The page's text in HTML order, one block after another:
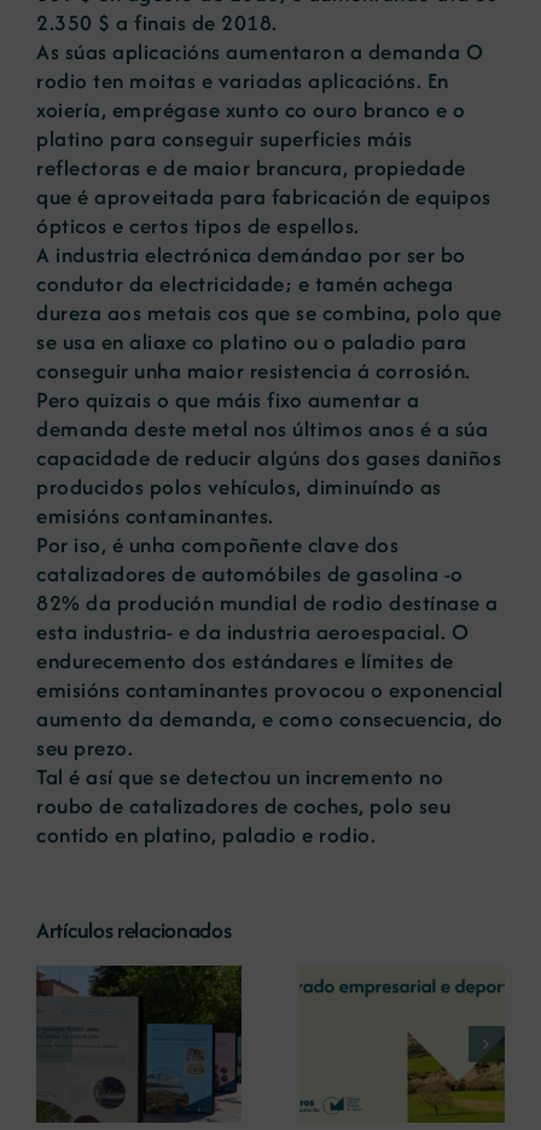
2.350 $ a finais de 2018.
As súas aplicacións aumentaron a demanda O
rodio ten moitas e variadas aplicacións. En
xoiería, emprégase xunto co ouro branco e o
platino para conseguir superficies máis
reflectoras e de maior brancura, propiedade
que é aproveitada para fabricación de equipos
ópticos e certos tipos de espellos.
A industria electrónica demándao por ser bo
condutor da electricidade; e tamén achega
dureza aos metais cos que se combina, polo que
se usa en aliaxe co platino ou o paladio para
conseguir unha maior resistencia á corrosión.
Pero quizais o que máis fixo aumentar a
demanda deste metal nos últimos anos é a súa
capacidade de reducir algúns dos gases daniños
producidos polos vehículos, diminuíndo as
emisións contaminantes.
Por iso, é unha compoñente clave dos
catalizadores de automóbiles de gasolina -o
82% da produción mundial de rodio destínase a
esta industria- e da industria aeroespacial. O
endurecemento dos estándares e límites de
emisións contaminantes provocou o exponencial
aumento da demanda, e como consecuencia, do
seu prezo.
Tal é así que se detectou un incremento no
roubo de catalizadores de coches, polo seu
contido en platino, paladio e rodio.
Artículos relacionados
La COMG reúne a
dos líderes
empresarias con
motivo de su
Centenario para
debatir sobre el
La OIPE y el
CRETUS
presentan las
últimas
innovaciones en
restauración